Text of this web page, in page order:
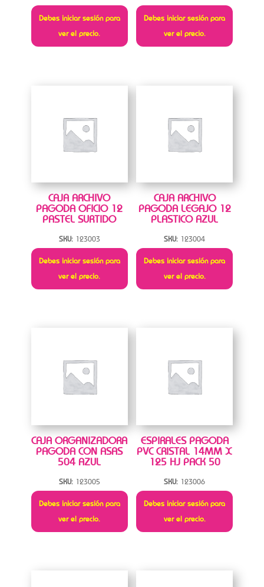
Debes iniciar sesión para
ver el precio.
Debes iniciar sesión para
ver el precio.
CAJA ARCHIVO
PAGODA OFICIO 12
PASTEL SURTIDO
SKU: 123003
Debes iniciar sesión para
ver el precio.
CAJA ARCHIVO
PAGODA LEGAJO 12
PLASTICO AZUL
SKU: 123004
Debes iniciar sesión para
ver el precio.
CAJA ORGANIZADORA
PAGODA CON ASAS
504 AZUL
SKU: 123005
Debes iniciar sesión para
ver el precio.
ESPIRALES PAGODA
PVC CRISTAL 14MM X
125 HJ PACK 50
SKU: 123006
Debes iniciar sesión para
ver el precio.